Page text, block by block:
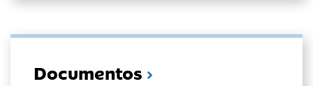
Documentos